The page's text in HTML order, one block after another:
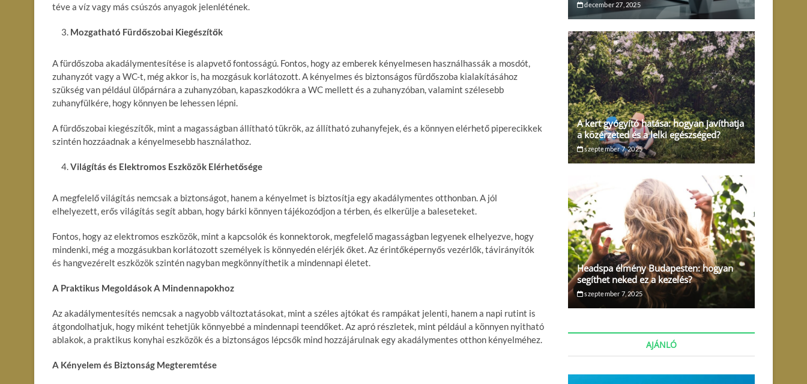
téve a víz vagy más csúszós anyagok jelenlétének.
Mozgatható Fürdőszobai Kiegészítők
A fürdőszoba akadálymentesítése is alapvető fontosságú. Fontos, hogy az emberek kényelmesen használhassák a mosdót,
zuhanyzót vagy a WC-t, még akkor is, ha mozgásuk korlátozott. A kényelmes és biztonságos fürdőszoba kialakításához
szükség van például ülőpárnára a zuhanyzóban, kapaszkodókra a WC mellett és a zuhanyzóban, valamint szélesebb
zuhanyfülkére, hogy könnyen be lehessen lépni.
A fürdőszobai kiegészítők, mint a magasságban állítható tükrök, az állítható zuhanyfejek, és a könnyen elérhető piperecikkek
szintén hozzáadnak a kényelmesebb használathoz.
Világítás és Elektromos Eszközök Elérhetősége
A megfelelő világítás nemcsak a biztonságot, hanem a kényelmet is biztosítja egy akadálymentes otthonban. A jól
elhelyezett, erős világítás segít abban, hogy bárki könnyen tájékozódjon a térben, és elkerülje a baleseteket.
Fontos, hogy az elektromos eszközök, mint a kapcsolók és konnektorok, megfelelő magasságban legyenek elhelyezve, hogy
mindenki, még a mozgásukban korlátozott személyek is könnyedén elérjék őket. Az érintőképernyős vezérlők, távirányítók
és hangvezérelt eszközök szintén nagyban megkönnyíthetik a mindennapi életet.
A Praktikus Megoldások A Mindennapokhoz
Az akadálymentesítés nemcsak a nagyobb változtatásokat, mint a széles ajtókat és rampákat jelenti, hanem a napi rutint is
átgondolhatjuk, hogy miként tehetjük könnyebbé a mindennapi teendőket. Az apró részletek, mint például a könnyen nyitható
ablakok, a praktikus konyhai eszközök és a biztonságos lépcsők mind hozzájárulnak egy akadálymentes otthon kényelméhez.
A Kényelem és Biztonság Megteremtése
december 27, 2025
A kert gyógyító hatása: hogyan javíthatja
a közérzeted és a lelki egészséged?
szeptember 7, 2025
Headspa élmény Budapesten: hogyan
segíthet neked ez a kezelés?
szeptember 7, 2025
AJÁNLÓ